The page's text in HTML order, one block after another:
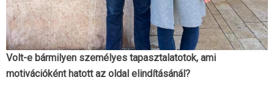
Volt-e bármilyen személyes tapasztalatotok, ami
motivációként hatott az oldal elindításánál?